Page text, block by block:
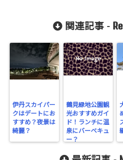
関連記事 -
伊丹スカイパー
クはデートにお
すすめ？夜景は
綺麗？
鶴見緑地公園観
光おすすめガイ
ド！ランチに温
泉にバーベキュ
ー？